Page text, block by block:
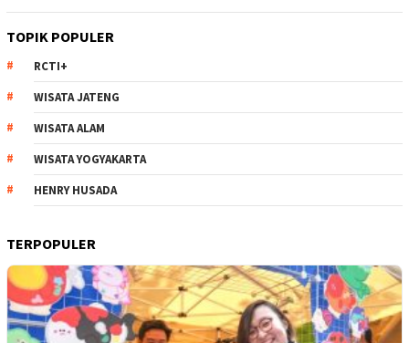
TOPIK POPULER
RCTI+
WISATA JATENG
WISATA ALAM
WISATA YOGYAKARTA
HENRY HUSADA
TERPOPULER